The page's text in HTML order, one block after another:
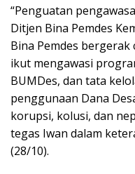
“Penguatan
Ditjen Bina Pemdes
Bina Pemdes
ikut mengawasi
BUMDes, dan tata
penggunaan Dana
korupsi, kolusi, dan
tegas Iwan dalam
(28/10).